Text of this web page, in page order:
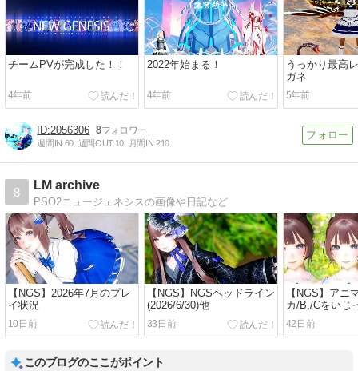
チームPVが完成した！！
4年前
2022年始まる！
4年前
うっかり最高
ガネ
5年前
2056306 8
週間IN:60 週間OUT:10 月間IN:210
8
LM archive
PSO2ニュージェネシスの画像や日記など
【NGS】2026年7月のプレ
イ状況
10日前
【NGS】NGSヘッドライン
(2026/6/30)他
33日前
【NGS】アニ
カ/B,/Cをいじ
42日前
このブログのここがポイント